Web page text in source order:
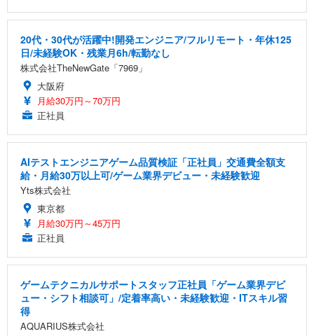
20代・30代が活躍中!開発エンジニア/フルリモート・年休125
日/未経験OK・残業月6h/転勤なし
株式会社TheNewGate「7969」
大阪府
月給30万円～70万円
正社員
AIテストエンジニアゲーム品質検証「正社員」交通費全額支
給・月給30万以上可/ゲーム業界デビュー・未経験歓迎
Yts株式会社
東京都
月給30万円～45万円
正社員
ゲームテクニカルサポートスタッフ正社員「ゲーム業界デビ
ュー・シフト相談可」/定着率高い・未経験歓迎・ITスキル習
得
AQUARIUS株式会社